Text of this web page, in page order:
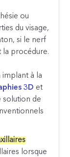
ou
du visage,
si le nerf
la procédure.
implant à la
3D et
solution de
lorsque